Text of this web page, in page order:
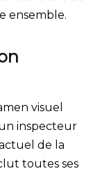
ensemble.
visuel
inspecteur
de la
toutes ses